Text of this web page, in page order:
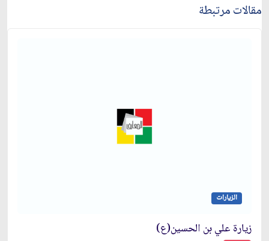
مقالات مرتبطة
الزيارات
زيارة علي بن الحسين(ع)